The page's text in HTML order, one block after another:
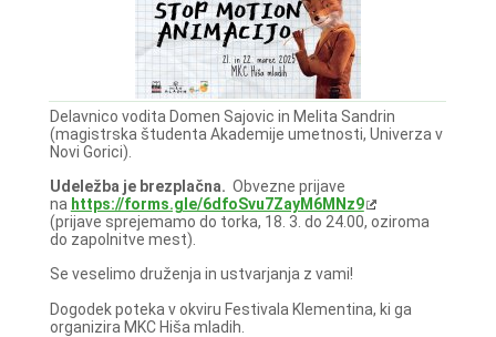
Delavnico vodita Domen Sajovic in Melita Sandrin
(magistrska študenta Akademije umetnosti, Univerza v
Novi Gorici).
Udeležba je brezplačna. Obvezne prijave
na https://forms.gle/6dfoSvu7ZayM6MNz9
(prijave sprejemamo do torka, 18. 3. do 24.00, oziroma
do zapolnitve mest).
Se veselimo druženja in ustvarjanja z vami!
Dogodek poteka v okviru Festivala Klementina, ki ga
organizira MKC Hiša mladih.